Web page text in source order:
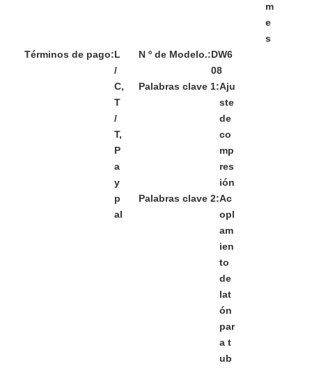
m
e
s
Términos de pago:L
/
C,
T
/
T,
P
a
y
p
al
N º de Modelo.:DW6
08
Palabras clave 1:Aju
ste
de
co
mp
res
ión
Palabras clave 2:Ac
opl
am
ien
to
de
lat
ón
par
a t
ub